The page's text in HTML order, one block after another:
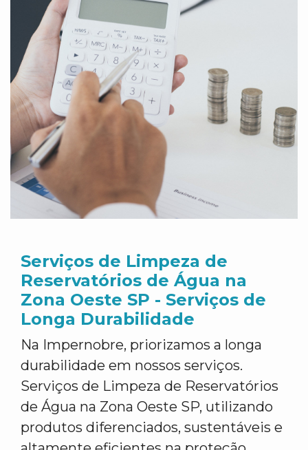
Serviços de Limpeza de
Reservatórios de Água na
Zona Oeste SP - Serviços de
Longa Durabilidade
Na Impernobre, priorizamos a longa
durabilidade em nossos serviços.
Serviços de Limpeza de Reservatórios
de Água na Zona Oeste SP, utilizando
produtos diferenciados, sustentáveis e